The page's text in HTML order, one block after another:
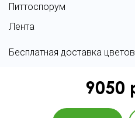
Питтоспорум
Лента
Бесплатная доставка
9050